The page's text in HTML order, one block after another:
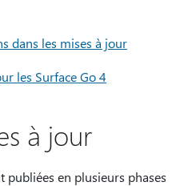
dans les mises à jour
les Surface Go 4
à jour
publiées en plusieurs phases